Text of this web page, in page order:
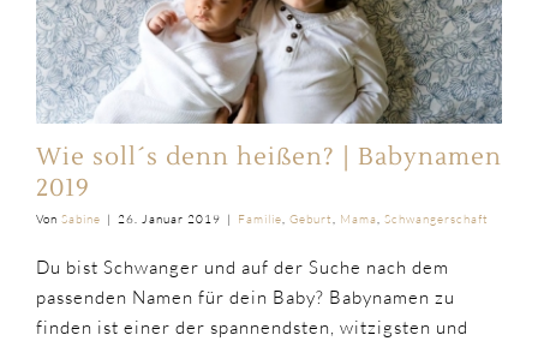
Wie soll´s denn heißen? | Babynamen
2019
Von Sabine | 26. Januar 2019 | Familie, Geburt, Mama, Schwangerschaft
Du bist Schwanger und auf der Suche nach dem
passenden Namen für dein Baby? Babynamen zu
finden ist einer der spannendsten, witzigsten und